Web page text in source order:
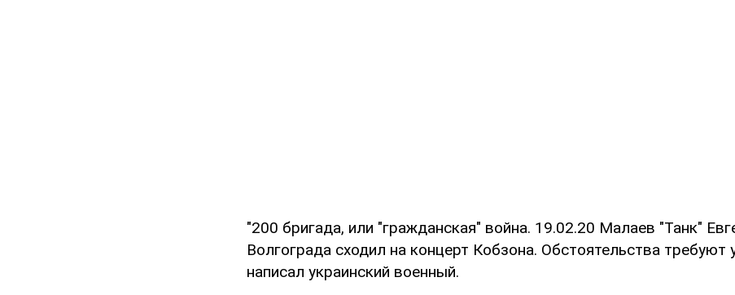
"200 бригада, или "гражданская" война. 19.02.20 Малаев "Танк"
Волгограда сходил на концерт Кобзона. Обстоятельства требуют
написал украинский военный.